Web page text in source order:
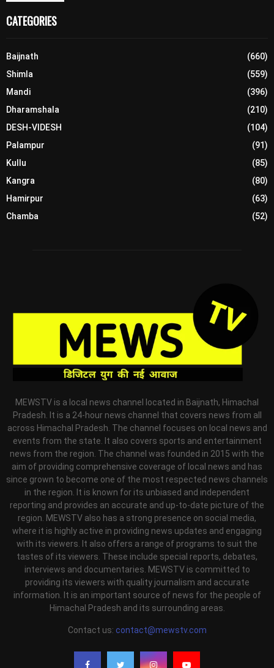
CATEGORIES
Baijnath
(660)
Shimla
(559)
Mandi
(396)
Dharamshala
(210)
DESH-VIDESH
(104)
Palampur
(91)
Kullu
(85)
Kangra
(80)
Hamirpur
(63)
Chamba
(52)
MEWSTV is a local news channel located in Baijnath, Himachal
Pradesh. It is a 24-hour news channel that covers news from all
across Himachal Pradesh. The channel focuses on local news and
events from the state. It also covers sports and entertainment
news from the region. The channel was founded in 2015 with the
aim of providing comprehensive coverage of local news and has
since grown to become one of the most respected news channels
in the region. It is known for its unbiased and independent
reporting and provides an accurate and up-to-date picture of the
region. MEWSTV also has a strong presence on social media,
where it is highly active in providing news updates and engaging
with its viewers. It also offers a range of programs to suit the
tastes of its viewers. These include special reports, debates,
interviews and documentaries. MEWSTV is committed to
providing its viewers with quality journalism and accurate
information. It is an important source of news for the people of
Himachal Pradesh and its surrounding areas.
Contact us: contact@mewstv.com